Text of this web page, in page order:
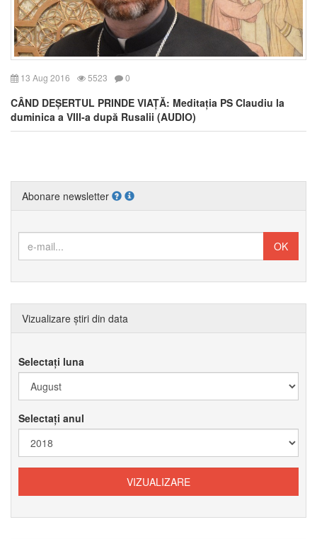
13 Aug 2016 5523 0
CÂND DEȘERTUL PRINDE VIAȚĂ: Meditația PS Claudiu la
duminica a VIII-a după Rusalii (AUDIO)
Abonare newsletter
Vizualizare știri din data
Selectați luna
Selectați anul